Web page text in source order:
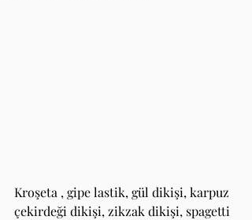
Kroşeta , gipe lastik, gül dikişi, karpuz
çekirdeği dikişi, zikzak dikişi, spagetti